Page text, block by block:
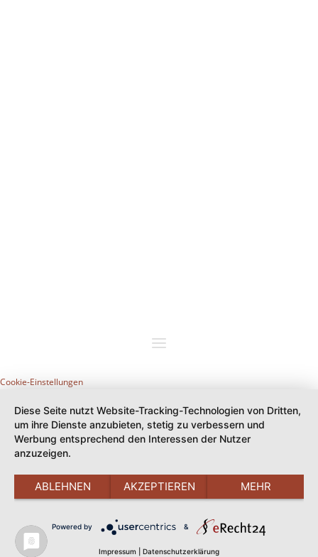
Cookie-Einstellungen
Diese Seite nutzt Website-Tracking-Technologien von Dritten,
um ihre Dienste anzubieten, stetig zu verbessern und
Werbung entsprechend den Interessen der Nutzer
anzuzeigen.
ABLEHNEN AKZEPTIEREN MEHR
Powered by &
Impressum Datenschutzerklärung